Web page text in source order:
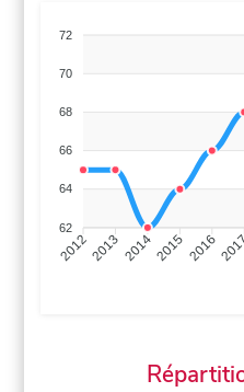
72
70
68
66
64
62
20122013 20142015 20162017